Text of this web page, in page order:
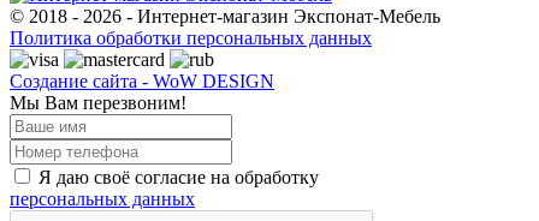
© 2018 - 2026 - Интернет-магазин Экспонат-Мебель
Политика обработки персональных данных
Создание сайта - WoW DESIGN
Мы Вам перезвоним!
Я даю своё согласие на обработку
персональных данных